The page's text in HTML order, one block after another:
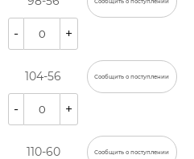
- +
104-56 Сообщить о поступлении
- +
110-60 Сообщить о поступлении